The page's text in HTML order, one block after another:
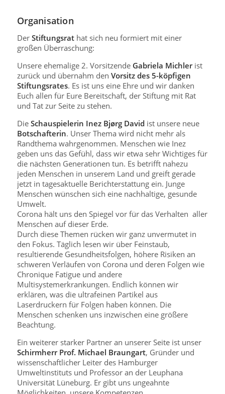
Organisation
Der Stiftungsrathat sich neu formiert mit einer
großen Überraschung:
Unsere ehemalige 2. VorsitzendeGabriela Michlerist
zurück und übernahm den Vorsitz des 5-köpfigen
Stiftungsrates. Es ist uns eine Ehre und wir danken
Euch allen für Eure Bereitschaft, der Stiftung mit Rat
und Tat zur Seite zu stehen.
Die Schauspielerin Inez Bjørg David ist unsere neue
Botschafterin. Unser Thema wird nicht mehr als
Randthema wahrgenommen. Menschen wie Inez
geben uns das Gefühl, dass wir etwa sehr Wichtiges für
die nächsten Generationen tun. Es betrifft nahezu
jeden Menschen in unserem Land und greift gerade
jetzt in tagesaktuelle Berichterstattung ein. Junge
Menschen wünschen sich eine nachhaltige, gesunde
Umwelt.
Corona hält uns den Spiegel vor für das Verhalten aller
Menschen auf dieser Erde.
Durch diese Themen rücken wir ganz unvermutet in
den Fokus. Täglich lesen wir über Feinstaub,
resultierende Gesundheitsfolgen, höhere Risiken an
schweren Verläufen von Corona und deren Folgen wie
Chronique Fatigue und andere
Multisystemerkrankungen. Endlich können wir
erklären, was die ultrafeinen Partikel aus
Laserdruckern für Folgen haben können. Die
Menschen schenken uns inzwischen eine größere
Beachtung.
Ein weiterer starker Partner an unserer Seite ist unser
Schirmherr Prof. Michael Braungart, Gründer und
wissenschaftlicher Leiter des Hamburger
Umweltinstituts und Professor an der Leuphana
Universität Lüneburg. Er gibt uns ungeahnte